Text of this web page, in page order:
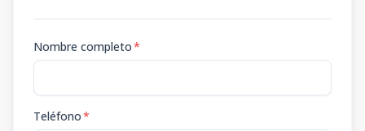
Nombre completo*
Teléfono*